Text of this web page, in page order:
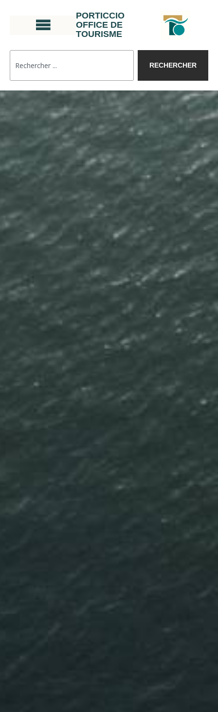
PORTICCIO
OFFICE DE
TOURISME
RECHERCHER